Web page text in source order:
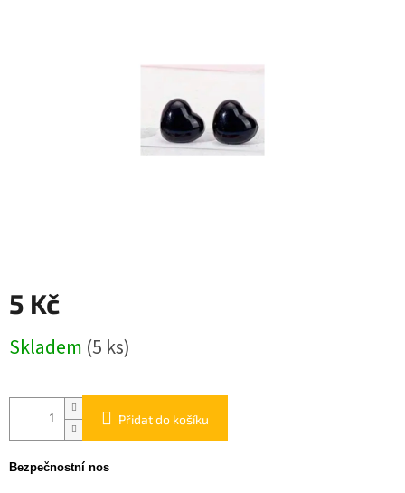
5 Kč
cena:
Skladem (5 ks)
Přidat do košíku
Bezpečnostní nos